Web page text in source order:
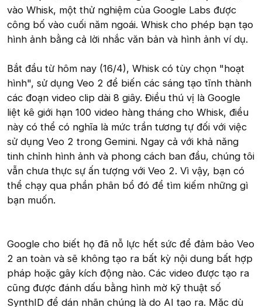
vào Whisk, một thử nghiệm của Google Labs được
công bố vào cuối năm ngoái. Whisk cho phép bạn tạo
hình ảnh bằng cả lời nhắc văn bản và hình ảnh ví dụ.
Bắt đầu từ hôm nay (16/4), Whisk có tùy chọn "hoạt
hình", sử dụng Veo 2 để biến các sáng tạo tĩnh thành
các đoạn video clip dài 8 giây. Điều thú vị là Google
liệt kê giới hạn 100 video hàng tháng cho Whisk, điều
này có thể có nghĩa là mức trần tương tự đối với việc
sử dụng Veo 2 trong Gemini. Ngay cả với khả năng
tinh chỉnh hình ảnh và phong cách ban đầu, chúng tôi
vẫn chưa thực sự ấn tượng với Veo 2. Vì vậy, bạn có
thể chạy qua phần phân bổ đó để tìm kiếm những gì
bạn muốn.
Google cho biết họ đã nỗ lực hết sức để đảm bảo Veo
2 an toàn và sẽ không tạo ra bất kỳ nội dung bất hợp
pháp hoặc gây kích động nào. Các video được tạo ra
cũng được đánh dấu bằng hình mờ kỹ thuật số
SynthID để dán nhãn chúng là do AI tạo ra. Mặc dù